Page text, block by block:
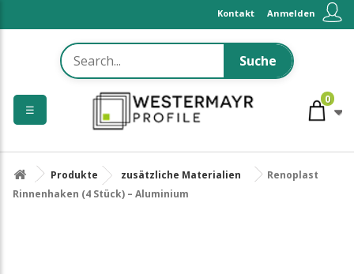
Anmelden
Kontakt
Suche
0
Produkte zusätzliche Materialien
Renoplast
Rinnenhaken (4 Stück) – Aluminium
☰